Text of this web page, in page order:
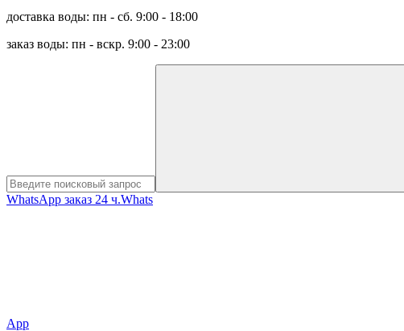
доставка воды: пн - сб. 9:00 - 18:00
заказ воды: пн - вскр. 9:00 - 23:00
WhatsApp заказ 24 ч.Whats
App